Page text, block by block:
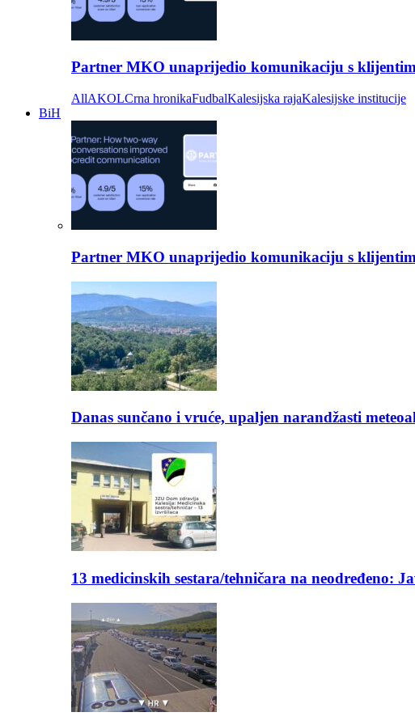
Partner MKO unaprijedio komunikaciju s
AllAKOLCrna hronikaFudbalKalesijska rajaKalesijske institucije
BiH
Partner MKO unaprijedio komunikaciju s
Danas sunčano i vruće, upaljen narandžasti
13 medicinskih sestara/tehničara na neodređeno: